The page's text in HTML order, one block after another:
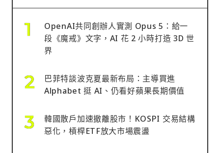
OpenAI共同創辦人實測 Opus 5：給一
段《魔戒》文字，AI 花 2 小時打造 3D 世
界
巴菲特談波克夏最新布局：主導買進
Alphabet 挺 AI、仍看好蘋果長期價值
韓國散戶加速撤離股市！KOSPI 交易結構
惡化，槓桿ETF放大市場震盪